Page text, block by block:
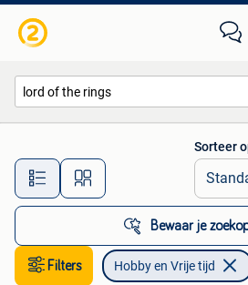
Alle afstanden…
Sorteer
Bewaar je
Filters Hobby en Vrije tijd